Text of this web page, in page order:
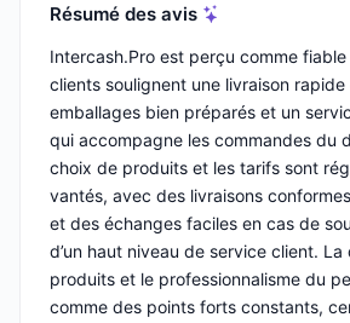
Résumé des avis
Intercash.Pro est perçu comme
clients soulignent une livraison
emballages bien préparés et un
qui accompagne les commandes du
choix de produits et les tarifs sont
vantés, avec des livraisons
et des échanges faciles en cas de
d’un haut niveau de service client.
produits et le professionnalisme du
comme des points forts constants,